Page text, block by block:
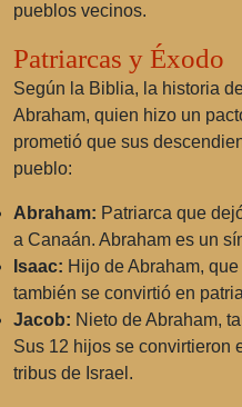
pueblos vecinos.
Patriarcas y Éxodo
Según la Biblia, la historia
Abraham, quien hizo un
prometió que sus
pueblo:
Abraham: Patriarca que
a Canaán. Abraham es un
Isaac: Hijo de Abraham,
también se convirtió en
Jacob: Nieto de Abraham,
Sus 12 hijos se convirtieron
tribus de Israel.